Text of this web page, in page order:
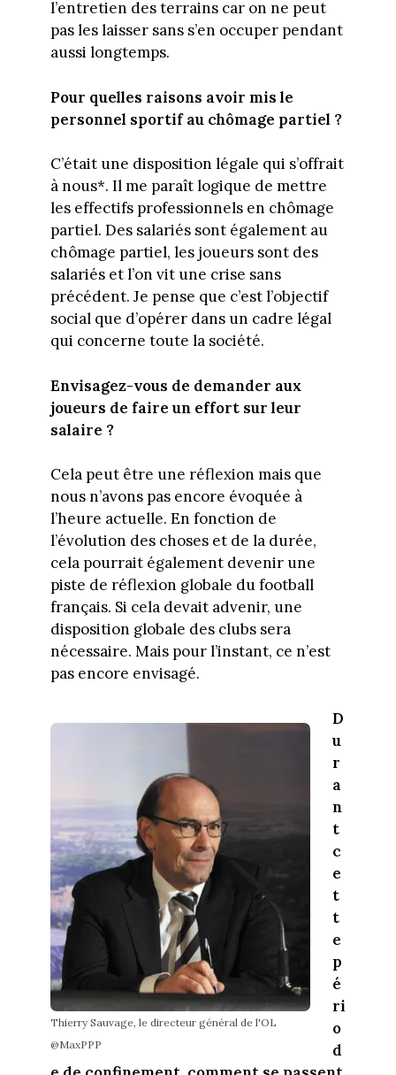
l’entretien des terrains car on ne peut
pas les laisser sans s’en occuper pendant
aussi longtemps.
Pour quelles raisons avoir mis le
personnel sportif au chômage partiel ?
C’était une disposition légale qui s’offrait
à nous*. Il me paraît logique de mettre
les effectifs professionnels en chômage
partiel. Des salariés sont également au
chômage partiel, les joueurs sont des
salariés et l’on vit une crise sans
précédent. Je pense que c’est l’objectif
social que d’opérer dans un cadre légal
qui concerne toute la société.
Envisagez-vous de demander aux
joueurs de faire un effort sur leur
salaire ?
Cela peut être une réflexion mais que
nous n’avons pas encore évoquée à
l’heure actuelle. En fonction de
l’évolution des choses et de la durée,
cela pourrait également devenir une
piste de réflexion globale du football
français. Si cela devait advenir, une
disposition globale des clubs sera
nécessaire. Mais pour l’instant, ce n’est
pas encore envisagé.
Thierry Sauvage, le directeur général de l'OL
@MaxPPP
D
u
r
a
n
t
c
e
t
t
e
p
é
ri
o
d